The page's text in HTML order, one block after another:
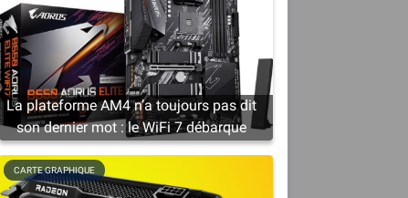
La plateforme AM4 n’a toujours pas dit
son dernier mot : le WiFi 7 débarque
CARTE GRAPHIQUE